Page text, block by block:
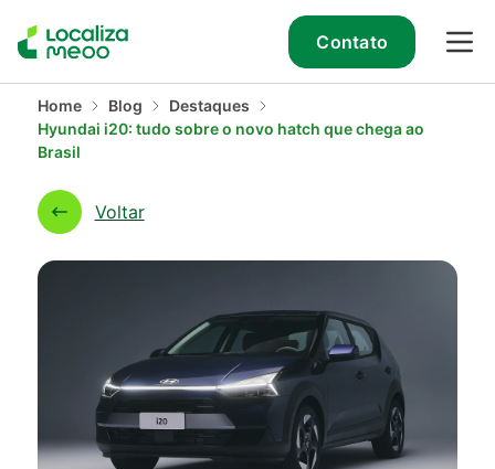
Contato
Home Blog
Destaques
Hyundai i20: tudo sobre o novo hatch que chega ao
Brasil
Voltar